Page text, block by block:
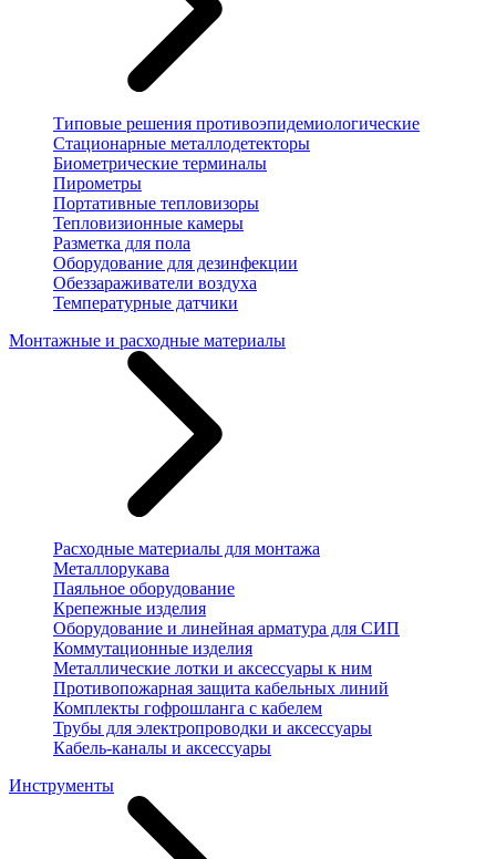
Типовые решения противоэпидемиологические
Стационарные металлодетекторы
Биометрические терминалы
Пирометры
Портативные тепловизоры
Тепловизионные камеры
Разметка для пола
Оборудование для дезинфекции
Обеззараживатели воздуха
Температурные датчики
Монтажные и расходные материалы
Расходные материалы для монтажа
Металлорукава
Паяльное оборудование
Крепежные изделия
Оборудование и линейная арматура для СИП
Коммутационные изделия
Металлические лотки и аксессуары к ним
Противопожарная защита кабельных линий
Комплекты гофрошланга с кабелем
Трубы для электропроводки и аксессуары
Кабель-каналы и аксессуары
Инструменты